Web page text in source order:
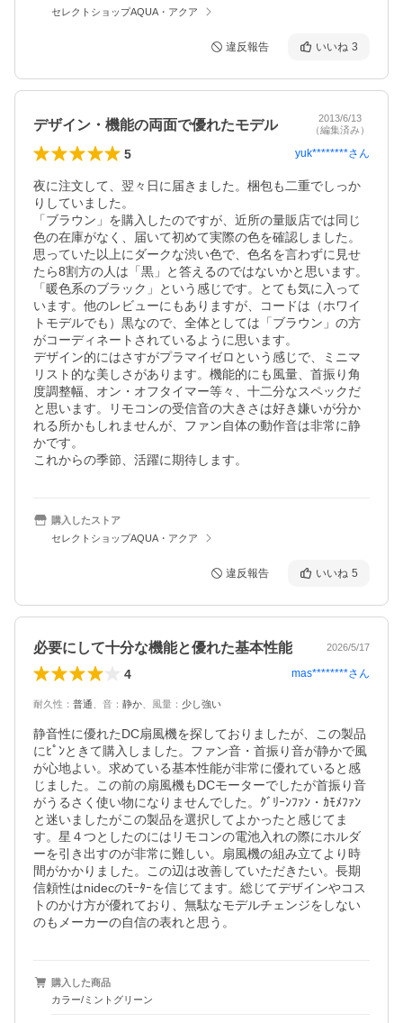
セレクトショップAQUA・アクア
違反報告 いいね 3
デザイン・機能の両面で優れたモデル
2013/6/13
（編集済み）
5 yuk********さん
夜に注文して、翌々日に届きました。梱包も二重でしっか
りしていました。
「ブラウン」を購入したのですが、近所の量販店では同じ
色の在庫がなく、届いて初めて実際の色を確認しました。
思っていた以上にダークな渋い色で、色名を言わずに見せ
たら8割方の人は「黒」と答えるのではないかと思います。
「暖色系のブラック」という感じです。とても気に入って
います。他のレビューにもありますが、コードは（ホワイ
トモデルでも）黒なので、全体としては「ブラウン」の方
がコーディネートされているように思います。
デザイン的にはさすがプラマイゼロという感じで、ミニマ
リスト的な美しさがあります。機能的にも風量、首振り角
度調整幅、オン・オフタイマー等々、十二分なスペックだ
と思います。リモコンの受信音の大きさは好き嫌いが分か
れる所かもしれませんが、ファン自体の動作音は非常に静
かです。
これからの季節、活躍に期待します。
購入したストア
セレクトショップAQUA・アクア
違反報告 いいね 5
必要にして十分な機能と優れた基本性能 2026/5/17
4 mas********さん
耐久性 ： 普通 音 ： 静か 風量 ： 少し強い
静音性に優れたDC扇風機を探しておりましたが、この製品
にﾋﾟﾝときて購入しました。ファン音・首振り音が静かで風
が心地よい。求めている基本性能が非常に優れていると感
じました。この前の扇風機もDCモーターでしたが首振り音
がうるさく使い物になりませんでした。ｸﾞﾘｰﾝﾌｧﾝ・ｶﾓﾒﾌｧﾝ
と迷いましたがこの製品を選択してよかったと感じてま
す。星４つとしたのにはリモコンの電池入れの際にホルダ
ーを引き出すのが非常に難しい。扇風機の組み立てより時
間がかかりました。この辺は改善していただきたい。長期
信頼性はnidecのﾓｰﾀｰを信じてます。総じてデザインやコス
トのかけ方が優れており、無駄なモデルチェンジをしない
のもメーカーの自信の表れと思う。
購入した商品
カラー/ミントグリーン